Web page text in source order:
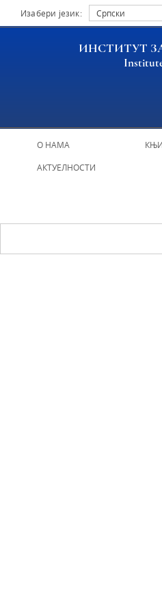
Изабери језик: Српски
ИНСТИТУТ
О НАМА
АКТУЕЛНОСТИ